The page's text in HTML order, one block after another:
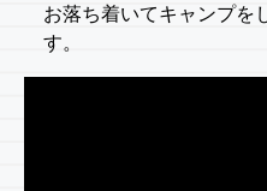
お落ち着いてキャンプを
す。